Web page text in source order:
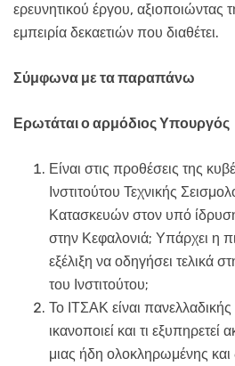
ερευνητικού έργου, αξιοποιώντας
εμπειρία δεκαετιών που διαθέτει.
Σύμφωνα με τα παραπάνω
Ερωτάται ο αρμόδιος Υπουργός
Είναι στις προθέσεις της
Ινστιτούτου Τεχνικής
Κατασκευών στον υπό
στην Κεφαλονιά; Υπάρχει η
εξέλιξη να οδηγήσει τελικά
του Ινστιτούτου;
Το ΙΤΣΑΚ είναι
ικανοποιεί και τι
μιας ήδη ολοκληρωμένης και